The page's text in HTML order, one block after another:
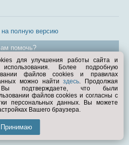
на полную версию
помочь?
1998—2026
для улучшения работы сайта и
Более подробную
файлов cookies и правилах
можно найтиздесь. Продолжая
Вы подтверждаете, что были
файлов cookies и согласны с
персональных данных. Вы можете
Вашего браузера.
Принимаю